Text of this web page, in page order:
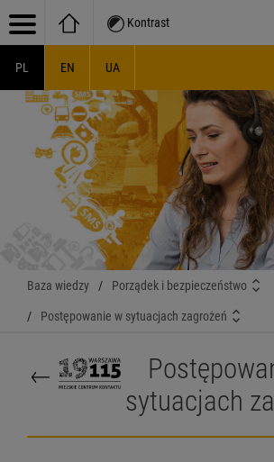
Kontrast
PL EN UA
Baza wiedzy / Porządek i bezpieczeństwo
/ Postępowanie w sytuacjach zagrożeń
sytuacjach